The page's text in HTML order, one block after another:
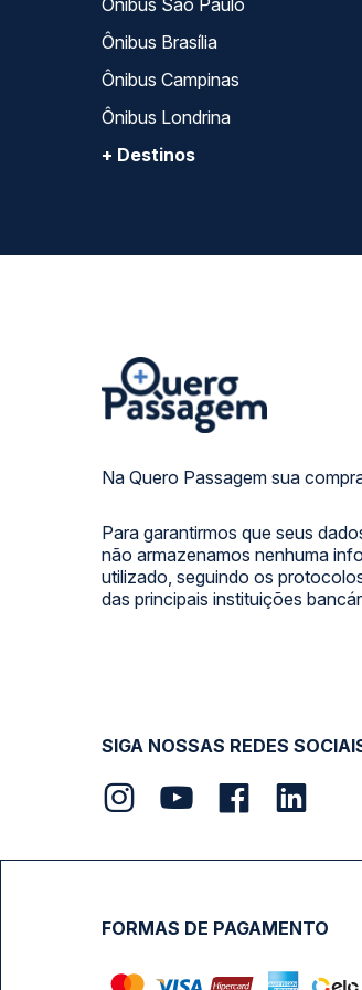
Ônibus São Paulo
Ônibus Brasília
Ônibus Campinas
Ônibus Londrina
+ Destinos
Na Quero Passagem sua
Para garantirmos que seus
não armazenamos nenhuma
utilizado, seguindo os
das principais instituições
SIGA NOSSAS REDES
FORMAS DE PAGAMENTO